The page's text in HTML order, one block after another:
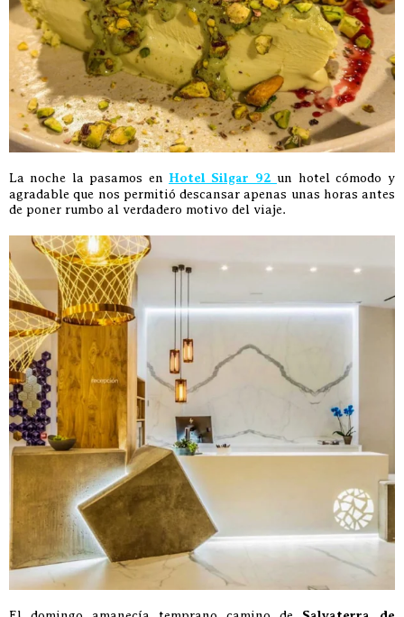
La noche la pasamos en Hotel Silgar 92 un hotel cómodo y
agradable que nos permitió descansar apenas unas horas antes
de poner rumbo al verdadero motivo del viaje.